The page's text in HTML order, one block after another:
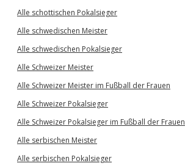
Alle schottischen Pokalsieger
Alle schwedischen Meister
Alle schwedischen Pokalsieger
Alle Schweizer Meister
Alle Schweizer Meister im Fußball der Frauen
Alle Schweizer Pokalsieger
Alle Schweizer Pokalsieger im Fußball der Frauen
Alle serbischen Meister
Alle serbischen Pokalsieger